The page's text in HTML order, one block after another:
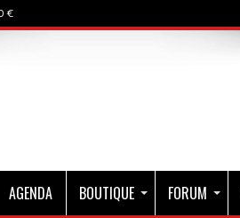
€
AGENDA BOUTIQUE FORUM